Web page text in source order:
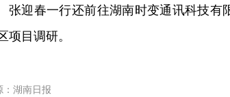
张迎春一行还前往湖南时变通讯科技有
项目调研。
：湖南日报